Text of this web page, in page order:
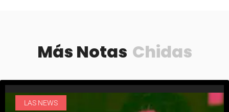
Más Notas Chidas
LAS NEWS